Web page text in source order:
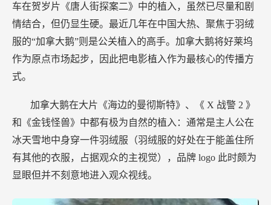
车在贺岁片《唐人街探案二》中的植入，虽然已尽量和剧
情结合，但仍显生硬。最近几年在中国大热、聚焦于羽绒
服的“加拿大鹅”则是公关植入的高手。加拿大鹅将好莱坞
作为原点市场起步，因此把电影植入作为最核心的传播方
式。
加拿大鹅在大片《海边的曼彻斯特》、《 X 战警 2 》
和《金钱怪兽》中都有极为自然的植入：通常是主人公在
冰天雪地中身穿一件羽绒服（羽绒服的好处在于能盖住所
有其他的衣服，占据观众的主视觉），品牌 logo 此时颇为
显眼但并不刻意地进入观众视线。